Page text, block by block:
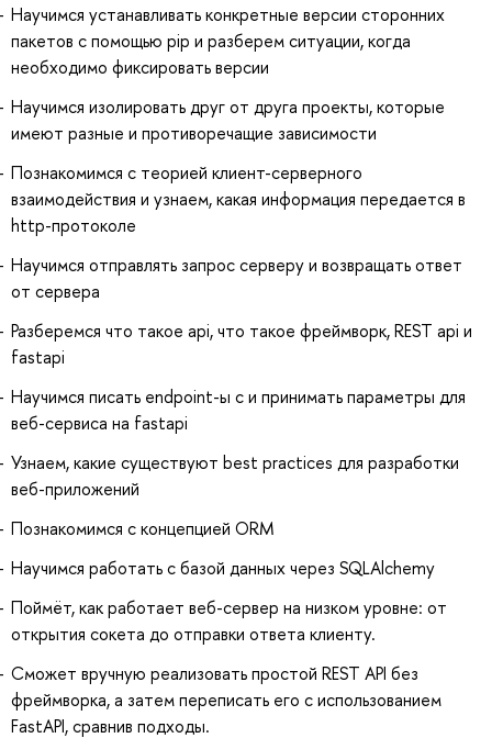
Научимся устанавливать конкретные версии сторонних
пакетов с помощью pip и разберем ситуации, когда
необходимо фиксировать версии
Научимся изолировать друг от друга проекты, которые
имеют разные и противоречащие зависимости
Познакомимся с теорией клиент-серверного
взаимодействия и узнаем, какая информация передается в
http-протоколе
Научимся отправлять запрос серверу и возвращать ответ
от сервера
Разберемся что такое api, что такое фреймворк, REST api и
fastapi
Научимся писать endpoint-ы с и принимать параметры для
веб-сервиса на fastapi
Узнаем, какие существуют best practices для разработки
веб-приложений
Познакомимся с концепцией ORM
Научимся работать с базой данных через SQLAlchemy
Поймёт, как работает веб-сервер на низком уровне: от
открытия сокета до отправки ответа клиенту.
Сможет вручную реализовать простой REST API без
фреймворка, а затем переписать его с использованием
FastAPI, сравнив подходы.